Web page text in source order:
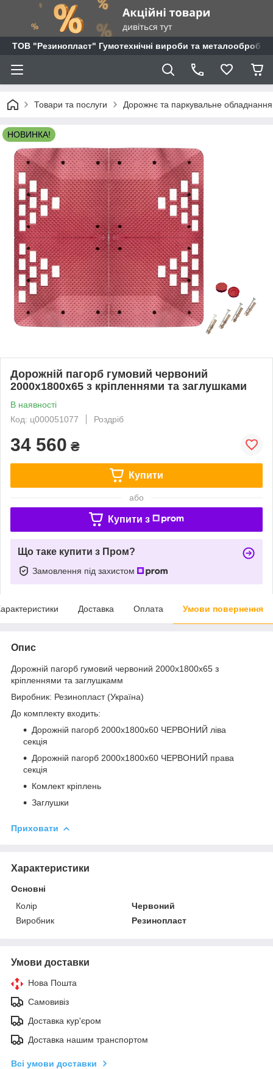
ТОВ "Резинопласт" Гумотехнічні вироби та металообробка
Товари та послуги Дорожнє та паркувальне обладнання
НОВИНКА!
Дорожній пагорб гумовий червоний
2000х1800х65 з кріпленнями та заглушками
В наявності
Код: ц000051077
Роздріб
34 560 ₴
Купити
або
Купити з
Що таке купити з Пром?
Замовлення під захистом
Доставка Оплата Умови повернення
Опис
Дорожній пагорб гумовий червоний 2000х1800х65 з
кріпленнями та заглушкамм
Виробник: Резинопласт (Україна)
До комплекту входить:
Дорожній пагорб 2000х1800х60 ЧЕРВОНИЙ ліва
секція
Дорожній пагорб 2000х1800х60 ЧЕРВОНИЙ права
секція
Комлект кріплень
Заглушки
Приховати
Характеристики
Основні
Колір
Червоний
Виробник
Резинопласт
Умови доставки
Нова Пошта
Самовивіз
Доставка кур'єром
Доставка нашим транспортом
Всі умови доставки